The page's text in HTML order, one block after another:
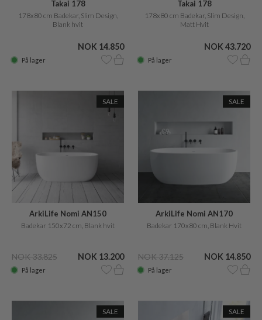
Takai 178
178x80 cm Badekar, Slim Design,
Blank hvit
NOK 14.850
På lager
Takai 178
178x80 cm Badekar, Slim Design,
Matt Hvit
NOK 43.720
På lager
SALE
ArkiLife Nomi AN150
Badekar 150x72 cm, Blank hvit
NOK 33.825 NOK 13.200
På lager
SALE
ArkiLife Nomi AN170
Badekar 170x80 cm, Blank Hvit
NOK 37.125 NOK 14.850
På lager
SALE SALE